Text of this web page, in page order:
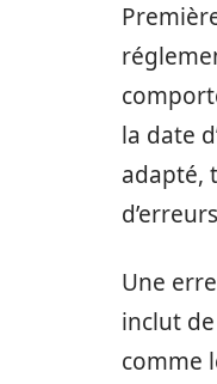
la date
adapté,
Une
inclut
comme